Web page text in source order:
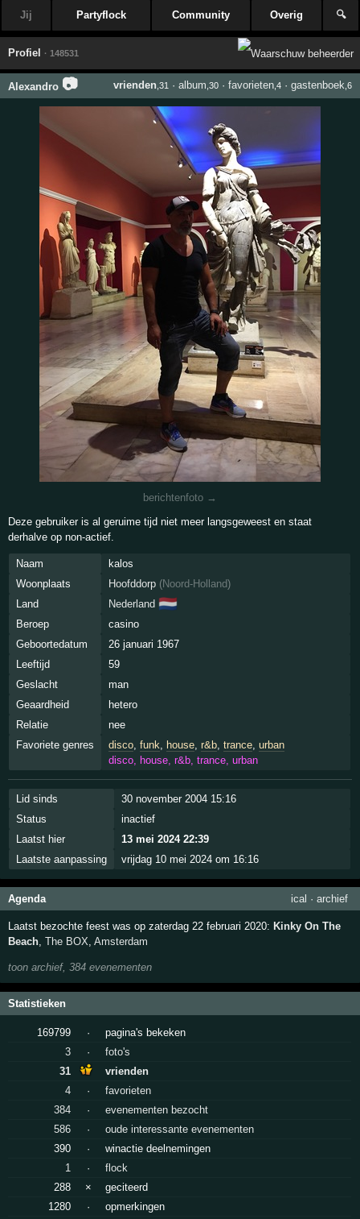
Jij Partyflock Community Overig 🔍
Profiel · 148531
Alexandro 📷 vrienden,31 · album ,30· favorieten,4· gastenboek ,6
berichtenfoto →
Deze gebruiker is al geruime tijd niet meer langsgeweest en staat
derhalve op non-actief.
Naam
kalos
Woonplaats
Hoofddorp (Noord-Holland)
Land
Nederland 🇳🇱
Beroep
casino
Geboortedatum
26 januari 1967
Leeftijd
59
Geslacht
man
Geaardheid
hetero
Relatie
nee
Favoriete genres
disco, funk house, r&b, trance, urban
disco, house, r&b, trance, urban
Lid sinds
30 november 2004 15:16
Status
inactief
Laatst hier
13 mei 2024 22:39
Laatste aanpassing
vrijdag 10 mei 2024 om 16:16
Agenda ical · archief
Laatst bezochte feest was op zaterdag 22 februari 2020: Kinky On The
Beach,The BOX,Amsterdam
toon archief, 384 evenementen
Statistieken
169799 ·
pagina's bekeken
3
·
foto's
31
vrienden
4
·
favorieten
384
·
evenementen bezocht
586
·
oude interessante evenementen
390
·
winactie deelnemingen
1
·
flock
288
×
geciteerd
1280
·
opmerkingen